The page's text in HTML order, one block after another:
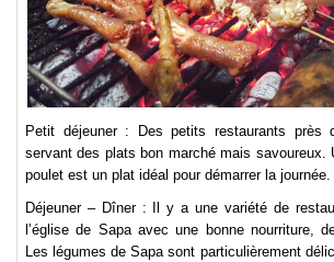
Petit déjeuner : Des petits restaurants près
servant des plats bon marché mais savoureux.
poulet est un plat idéal pour démarrer la journée.
Déjeuner – Dîner : Il y a une variété de
l’église de Sapa avec une bonne nourriture,
Les légumes de Sapa sont particulièrement